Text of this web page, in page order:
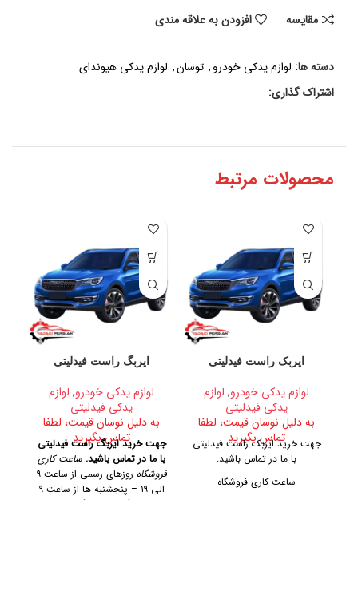
مقايسه
افزودن به علاقه مندی
دسته ها: لوازم یدکی خودرو, توسان, لوازم یدکی هیوندای
اشتراک گذاری:
محصولات مرتبط
ایربک راست فیدلیتی
لوازم یدکی خودرو, لوازم
یدکی فیدلیتی
به دلیل نوسان قیمت، لطفا
تماس بگیرید
جهت خرید ایربک راست فیدلیتی
با ما در تماس باشید.
ساعت کاری فروشگاه
ایربگ راست فیدلیتی
لوازم یدکی خودرو, لوازم
یدکی فیدلیتی
به دلیل نوسان قیمت، لطفا
تماس بگیرید
جهت خرید ایربگ راست فیدلیتی
با ما در تماس باشید. ساعت کاری
فروشگاه
روزهای رسمی از ساعت ۹
الی ۱۹ – پنجشنبه ها از ساعت ۹
آدرس فروشگاه